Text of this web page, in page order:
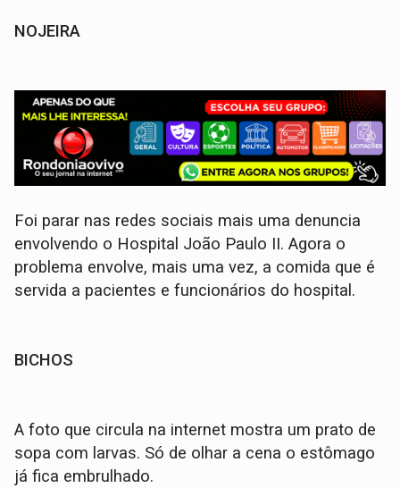
NOJEIRA
Foi parar nas redes sociais mais uma denuncia
envolvendo o Hospital João Paulo II. Agora o
problema envolve, mais uma vez, a comida que é
servida a pacientes e funcionários do hospital.
BICHOS
A foto que circula na internet mostra um prato de
sopa com larvas. Só de olhar a cena o estômago
já fica embrulhado.